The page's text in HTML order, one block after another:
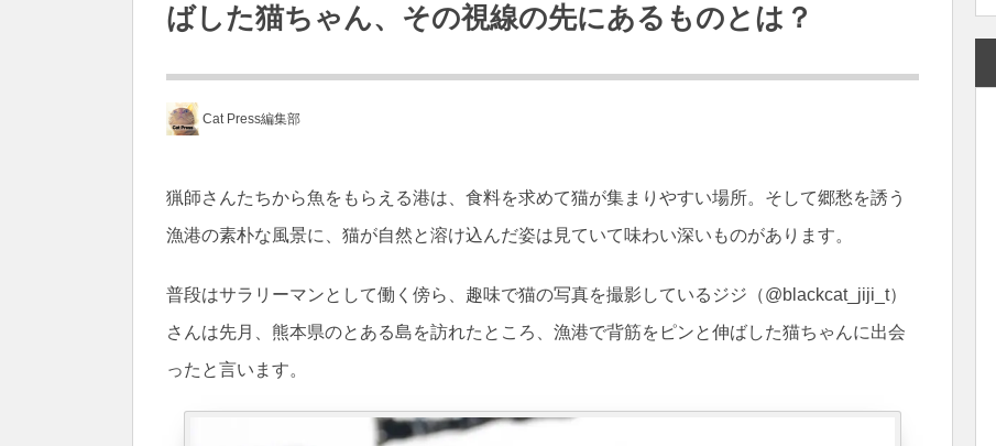
ばした猫ちゃん、その視線の先にあるものとは？
Cat Press編集部
猟師さんたちから魚をもらえる港は、食料を求めて猫が集まりやすい場所。そして郷愁を誘う
漁港の素朴な風景に、猫が自然と溶け込んだ姿は見ていて味わい深いものがあります。
普段はサラリーマンとして働く傍ら、趣味で猫の写真を撮影しているジジ（@blackcat_jiji_t）
さんは先月、熊本県のとある島を訪れたところ、漁港で背筋をピンと伸ばした猫ちゃんに出会
ったと言います。